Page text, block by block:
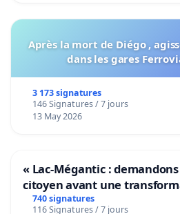
Après la mort de Diégo ,
dans les gares
3 173 signatures
146 Signatures / 7 jours
13 May 2026
« Lac-Mégantic :
citoyen avant une
de notre territoire »
740 signatures
116 Signatures / 7 jours